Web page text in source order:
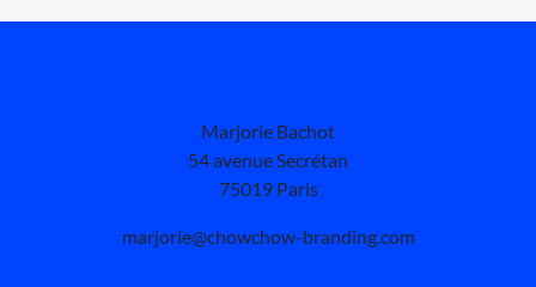
Marjorie Bachot
54 avenue Secrétan
75019 Paris
marjorie@chowchow-branding.com